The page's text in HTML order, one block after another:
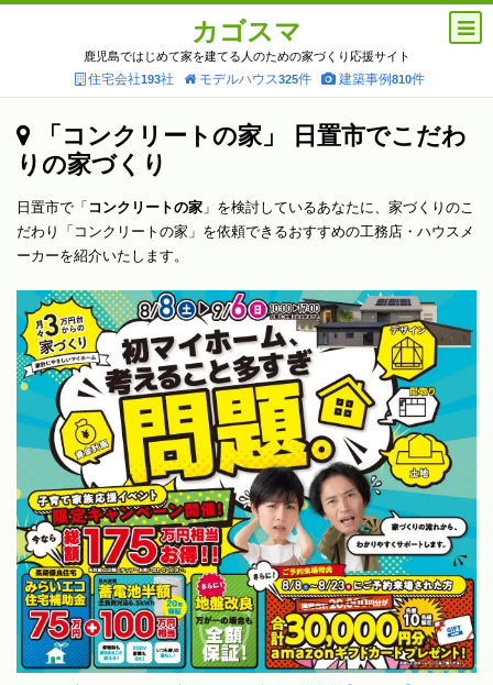
カゴスマ
鹿児島ではじめて家を建てる人のための家づくり応援サイト
住宅会社193社 モデルハウス325件 建築事例810件
「コンクリートの家」 日置市でこだわ
りの家づくり
日置市で「 コンクリートの家 」を検討しているあなたに、家づくりのこ
だわり「コンクリートの家」を依頼できるおすすめの工務店・ハウスメ
ーカーを紹介いたします。